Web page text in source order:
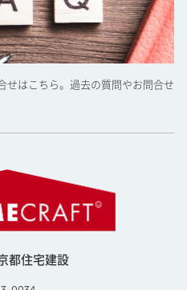
せはこちら。過去の質問やお問合せ
都住宅建設